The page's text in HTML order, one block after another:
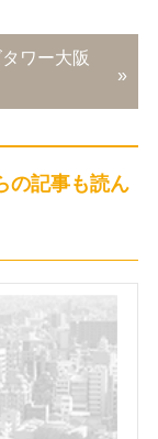
ワー大阪
の記事も読ん